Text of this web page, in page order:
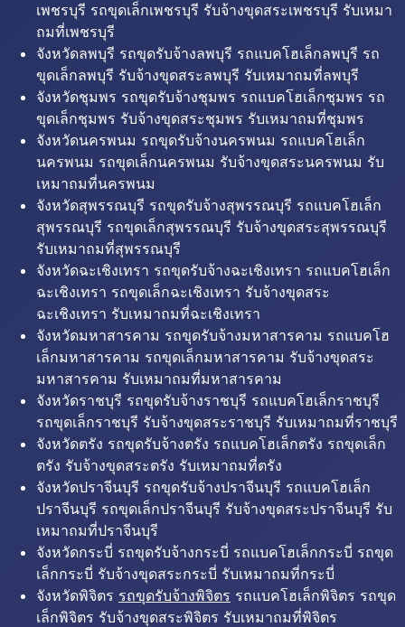
เพชรบุรี รถขุดเล็กเพชรบุรี รับจ้างขุดสระเพชรบุรี รับเหมา
ถมที่เพชรบุรี
จังหวัดลพบุรี รถขุดรับจ้างลพบุรี รถแบคโฮเล็กลพบุรี รถ
ขุดเล็กลพบุรี รับจ้างขุดสระลพบุรี รับเหมาถมที่ลพบุรี
จังหวัดชุมพร รถขุดรับจ้างชุมพร รถแบคโฮเล็กชุมพร รถ
ขุดเล็กชุมพร รับจ้างขุดสระชุมพร รับเหมาถมที่ชุมพร
จังหวัดนครพนม รถขุดรับจ้างนครพนม รถแบคโฮเล็ก
นครพนม รถขุดเล็กนครพนม รับจ้างขุดสระนครพนม รับ
เหมาถมที่นครพนม
จังหวัดสุพรรณบุรี รถขุดรับจ้างสุพรรณบุรี รถแบคโฮเล็ก
สุพรรณบุรี รถขุดเล็กสุพรรณบุรี รับจ้างขุดสระสุพรรณบุรี
รับเหมาถมที่สุพรรณบุรี
จังหวัดฉะเชิงเทรา รถขุดรับจ้างฉะเชิงเทรา รถแบคโฮเล็ก
ฉะเชิงเทรา รถขุดเล็กฉะเชิงเทรา รับจ้างขุดสระ
ฉะเชิงเทรา รับเหมาถมที่ฉะเชิงเทรา
จังหวัดมหาสารคาม รถขุดรับจ้างมหาสารคาม รถแบคโฮ
เล็กมหาสารคาม รถขุดเล็กมหาสารคาม รับจ้างขุดสระ
มหาสารคาม รับเหมาถมที่มหาสารคาม
จังหวัดราชบุรี รถขุดรับจ้างราชบุรี รถแบคโฮเล็กราชบุรี
รถขุดเล็กราชบุรี รับจ้างขุดสระราชบุรี รับเหมาถมที่ราชบุรี
จังหวัดตรัง รถขุดรับจ้างตรัง รถแบคโฮเล็กตรัง รถขุดเล็ก
ตรัง รับจ้างขุดสระตรัง รับเหมาถมที่ตรัง
จังหวัดปราจีนบุรี รถขุดรับจ้างปราจีนบุรี รถแบคโฮเล็ก
ปราจีนบุรี รถขุดเล็กปราจีนบุรี รับจ้างขุดสระปราจีนบุรี รับ
เหมาถมที่ปราจีนบุรี
จังหวัดกระบี่ รถขุดรับจ้างกระบี่ รถแบคโฮเล็กกระบี่ รถขุด
เล็กกระบี่ รับจ้างขุดสระกระบี่ รับเหมาถมที่กระบี่
จังหวัดพิจิตร รถขุดรับจ้างพิจิตร รถแบคโฮเล็กพิจิตร รถขุด
เล็กพิจิตร รับจ้างขุดสระพิจิตร รับเหมาถมที่พิจิตร